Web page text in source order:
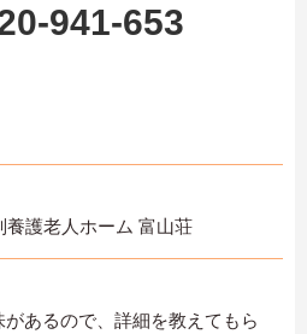
941-653
護老人ホーム 富山荘
があるので、詳細を教えてもら